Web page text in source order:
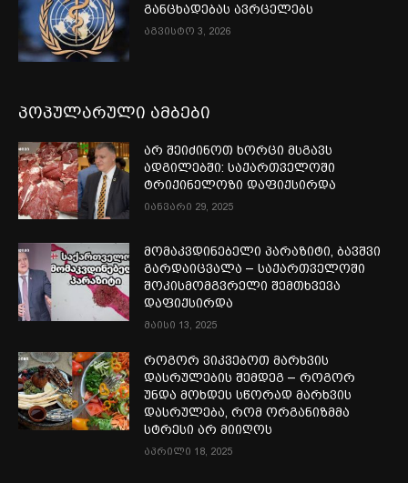
განცხადებას ავრცელებს
აგვისტო 3, 2026
პოპულარული ამბები
არ შეიძინოთ ხორცი მსგავს
ადგილებში: საქართველოში
ტრიქინელოზი დაფიქსირდა
იანვარი 29, 2025
მომაკვდინებელი პარაზიტი, ბავშვი
გარდაიცვალა – საქართველოში
შოკისმომგვრელი შემთხვევა
დაფიქსირდა
მაისი 13, 2025
როგორ ვიკვებოთ მარხვის
დასრულების შემდეგ – როგორ
უნდა მოხდეს სწორად მარხვის
დასრულება, რომ ორგანიზმმა
სტრესი არ მიიღოს
აპრილი 18, 2025